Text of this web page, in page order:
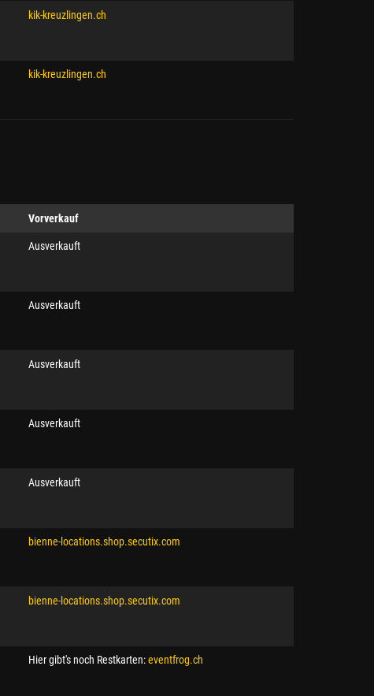
kik-kreuzlingen.ch
kik-kreuzlingen.ch
Vorverkauf
Ausverkauft
Ausverkauft
Ausverkauft
Ausverkauft
Ausverkauft
bienne-locations.shop.secutix.com
bienne-locations.shop.secutix.com
Hier gibt's noch Restkarten:eventfrog.ch